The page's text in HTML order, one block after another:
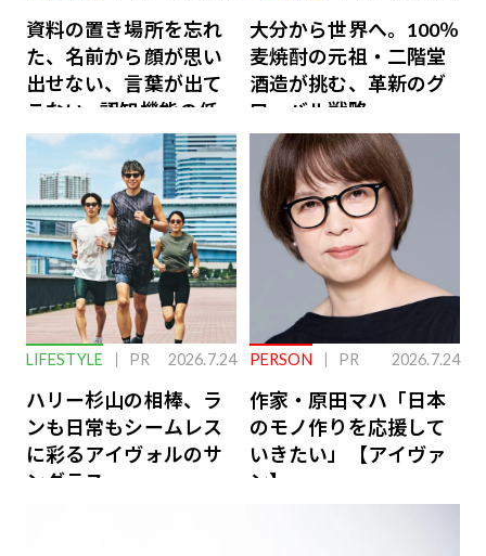
資料の置き場所を忘れ
た、名前から顔が思い
出せない、言葉が出て
こない…認知機能の低
下を救う、脳のインナ
ーケアとは
大分から世界へ。100％
麦焼酎の元祖・二階堂
酒造が挑む、革新のグ
ローバル戦略
LIFESTYLE PR 2026.7.24
ハリー杉山の相棒、ラ
ンも日常もシームレス
に彩るアイヴォルのサ
ングラス
PERSON PR 2026.7.24
作家・原田マハ「日本
のモノ作りを応援して
いきたい」【アイヴァ
ン】